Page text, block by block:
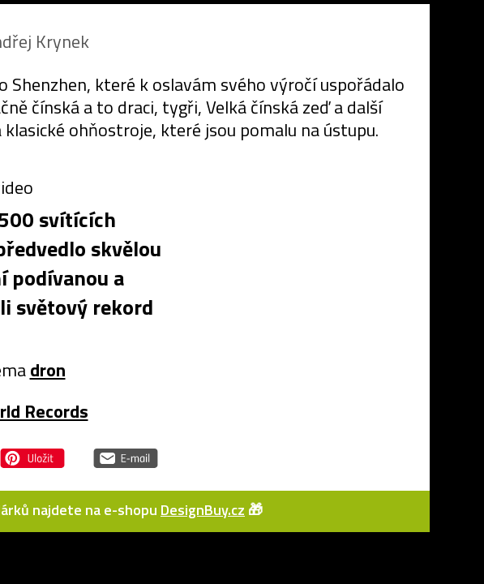
Krynek
které k oslavám svého výročí uspořádalo
čínská a to draci, tygři, Velká čínská zeď a další
ohňostroje, které jsou pomalu na ústupu.
svítících
skvělou
podívanou a
světový rekord
dron
Records
najdete na e-shopu DesignBuy.cz 🎁